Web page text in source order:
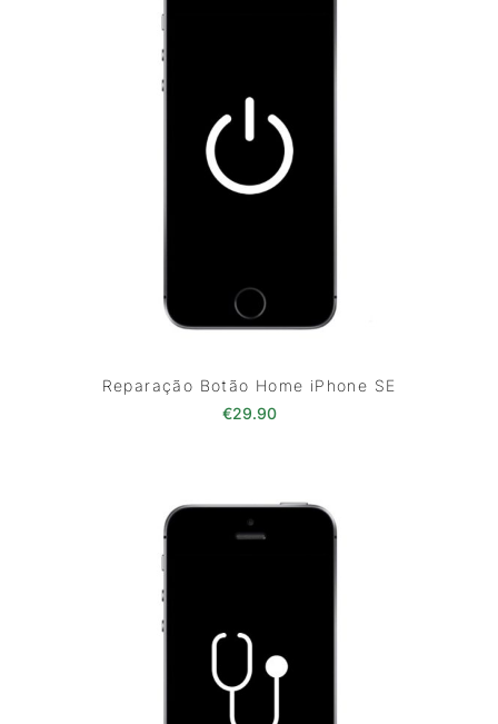
Reparação Botão Home iPhone SE
€29.90